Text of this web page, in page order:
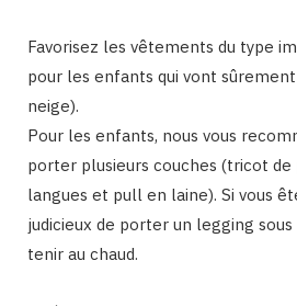
Favorisez les vêtements du type
pour les enfants qui vont
neige).
Pour les enfants, nous vous
porter plusieurs couches (tricot
langues et pull en laine). Si vous
judicieux de porter un legging
tenir au chaud.